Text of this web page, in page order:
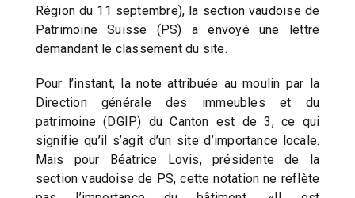
Région du 11 septembre), la section vaudoise de
Patrimoine Suisse (PS) a envoyé une lettre
demandant le classement du site.
Pour l’instant, la note attribuée au moulin par la
Direction générale des immeubles et du
patrimoine (DGIP) du Canton est de 3, ce qui
signifie qu’il s’agit d’un site d’importance locale.
Mais pour Béatrice Lovis, présidente de la
section vaudoise de PS, cette notation ne reflète